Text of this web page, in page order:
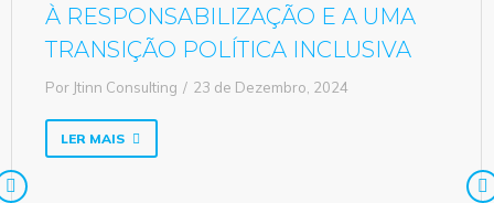
À RESPONSABILIZAÇÃO E A UMA
TRANSIÇÃO POLÍTICA INCLUSIVA
Por Jtinn Consulting 23 de Dezembro, 2024
LER MAIS